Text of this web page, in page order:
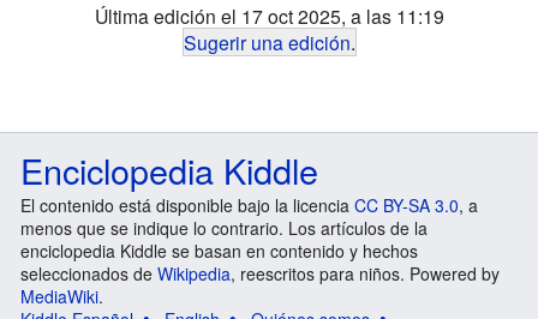
Última edición el 17 oct 2025, a las 11:19
Sugerir una edición.
Enciclopedia Kiddle
El contenido está disponible bajo la licencia CC BY-SA 3.0, a
menos que se indique lo contrario. Los artículos de la
enciclopedia Kiddle se basan en contenido y hechos
seleccionados de Wikipedia, reescritos para niños. Powered by
MediaWiki.